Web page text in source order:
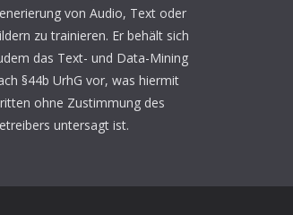
von Audio, Text oder
zu trainieren. Er behält sich
das Text- und Data-Mining
§44b UrhG vor, was hiermit
ohne Zustimmung des
untersagt ist.